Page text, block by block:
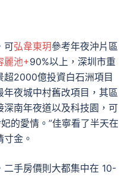
可弘韋東玥參考年夜沖片區
麗池+90%以上，深圳市重
超2000億投資白石洲項目
夜城中村舊改項目，其區
深南年夜道以及科技園，可
的愛情。”佳寧看了半天在
金。
二手房價則大都集中在 10-